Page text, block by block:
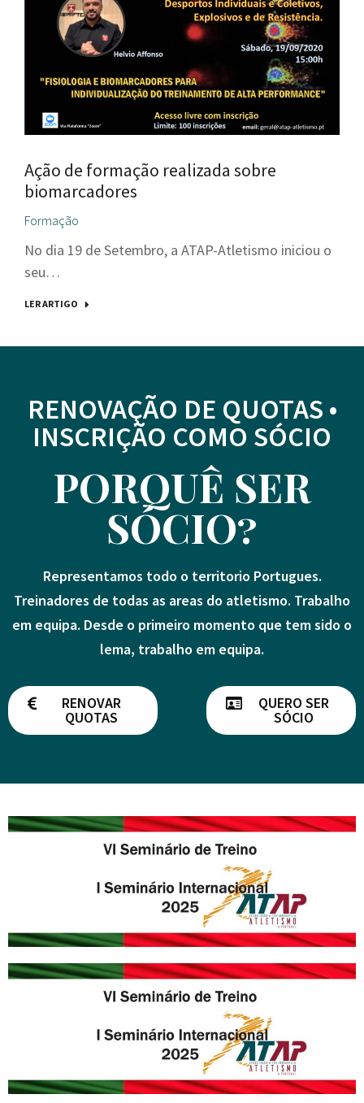
Ação de formação realizada sobre
biomarcadores
Formação
No dia 19 de Setembro, a ATAP-Atletismo iniciou o
seu…
LER ARTIGO
RENOVAÇÃO DE QUOTAS •
INSCRIÇÃO COMO SÓCIO
PORQUÊ SER
SÓCIO?
Representamos todo o territorio Portugues.
Treinadores de todas as areas do atletismo. Trabalho
em equipa. Desde o primeiro momento que tem sido o
lema, trabalho em equipa.
RENOVAR
QUOTAS
QUERO SER
SÓCIO